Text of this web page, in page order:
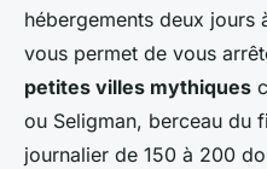
hébergements deux jours
vous permet de vous
petites villes mythiques
ou Seligman, berceau du
journalier de 150 à 200